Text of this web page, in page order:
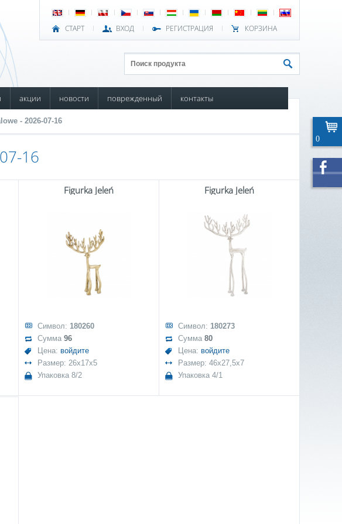
СТАРТ ВХОД РЕГИСТРАЦИЯ КОРЗИНА
акции новости поврежденный контакты
- 2026-07-16
16
Figurka Jeleń
Символ: 180260
Сумма 96
Цена: войдите
Размер: 26x17x5
Упаковка 8/2
Figurka Jeleń
Символ: 180273
Сумма 80
Цена: войдите
Размер: 46x27,5x7
Упаковка 4/1
0